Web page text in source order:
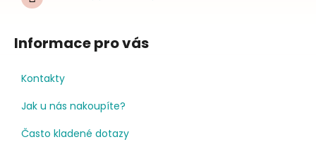
Informace pro vás
Kontakty
Jak u nás nakoupíte?
Často kladené dotazy